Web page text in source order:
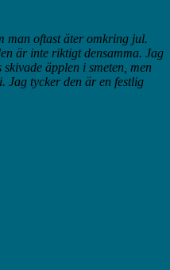
man oftast äter omkring jul.
är inte riktigt densamma. Jag
äpplen i smeten, men
Jag tycker den är en festlig